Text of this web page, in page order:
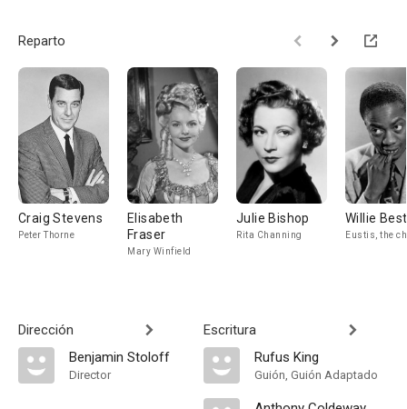
Reparto
Craig Stevens
Peter Thorne
Elisabeth
Fraser
Mary Winfield
Julie Bishop
Rita Channing
Willie Best
Eustis, the
Dirección
Benjamin Stoloff
Director
Escritura
Rufus King
Guión, Guión Adaptado